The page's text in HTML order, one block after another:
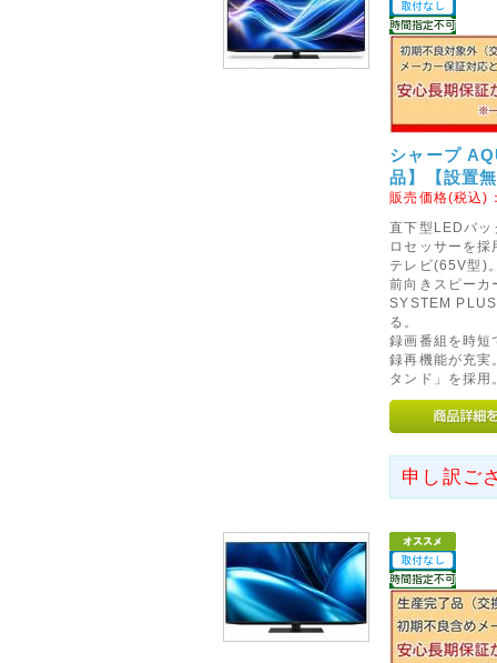
シャープ
品】【設置
販売価格(税込)
直下型LEDバ
ロセッサーを
テレビ(65V型)
前向きスピー
SYSTEM
る。
録画番組を時短
録再機能が充実
タンド」を採用
申し訳ご